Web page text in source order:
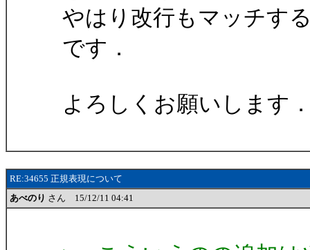
やはり改行もマッチす
です．
よろしくお願いします
RE:34655 正規表現について
あべのり さん 15/12/11 04:41